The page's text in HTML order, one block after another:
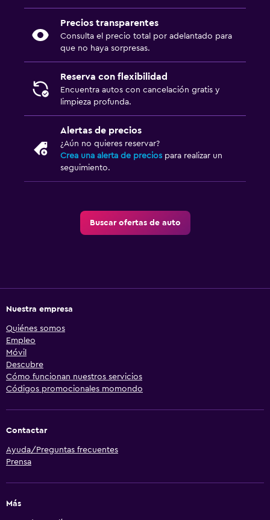
Precios transparentes
Consulta el precio total por adelantado para
que no haya sorpresas.
Reserva con flexibilidad
Encuentra autos con cancelación gratis y
limpieza profunda.
Alertas de precios
¿Aún no quieres reservar?
Crea una alerta de precios para realizar un
seguimiento.
Buscar ofertas de auto
Nuestra empresa
Quiénes somos
Empleo
Móvil
Descubre
Cómo funcionan nuestros servicios
Códigos promocionales momondo
Contactar
Ayuda/Preguntas frecuentes
Prensa
Más